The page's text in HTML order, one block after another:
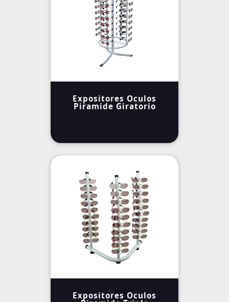
Expositores Oculos
Piramide Giratorio
Expositores Oculos